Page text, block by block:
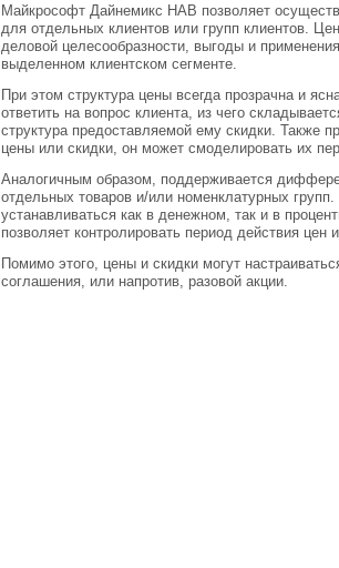
Майкрософт Дайнемикс НАВ позволяет
для отдельных клиентов или групп клиентов.
деловой целесообразности, выгоды и
выделенном клиентском сегменте.
При этом структура цены всегда прозрачна и
ответить на вопрос клиента, из чего
структура предоставляемой ему скидки. Также
цены или скидки, он может смоделировать их
Аналогичным образом, поддерживается
отдельных товаров и/или номенклатурных
устанавливаться как в денежном, так и в
позволяет контролировать период действия цен и
Помимо этого, цены и скидки могут
соглашения, или напротив, разовой акции.